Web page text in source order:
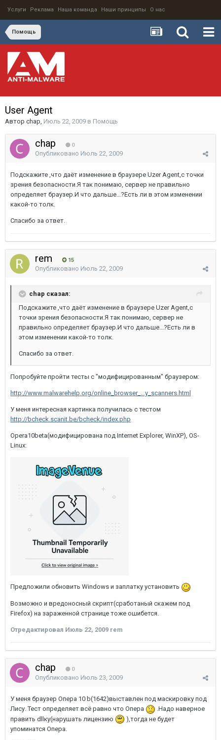
Услуги Реклама Наша команда Наши принципы О нас
Помощь
User Agent
Автор chap, Июль 22, 2009 в Помощь
chap 0
Опубликовано Июль 22, 2009
Подскажите ,что даёт изменение в браузере Uzer Agent,с точки
зрения безопасности.Я так понимаю, сервер не правильно
определяет браузер.И что дальше...?Есть ли в этом изменении
какой-то толк.
Спасибо за ответ.
rem 15
Опубликовано Июль 22, 2009
chap сказал:
Подскажите ,что даёт изменение в браузере Uzer Agent,с
точки зрения безопасности.Я так понимаю, сервер не
правильно определяет браузер.И что дальше...?Есть ли в
этом изменении какой-то толк.
Спасибо за ответ.
Попробуйте пройти тесты с "модифицированным" браузером:
http://www.malwarehelp.org/online_browser_...y_scanners.html
У меня интересная картинка получилась с тестом
http://bcheck.scanit.be/bcheck/index.php
Opera10beta(модифицирована под Internet Explorer, WinXP), OS-
Linux:
Предложили обновить Windows и заплатку установить
Возможно и вредоносный скрипт(сработаный скажем под
Firefox) на зараженной странице тоже ошибется.
Отредактировал Июль 22, 2009 rem
chap 0
Опубликовано Июль 23, 2009
У меня браузер Опера 10 b(1642)выставлен под маскировку под
Лису. Тест определяет всё равно что Опера
.Надо наверное
править dllку(нарушать лицензию
),тогда не будет
упоминатся Опера.